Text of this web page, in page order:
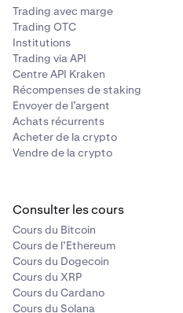
Trading avec marge
Trading OTC
Institutions
Trading via API
Centre API Kraken
Récompenses de staking
Envoyer de l’argent
Achats récurrents
Acheter de la crypto
Vendre de la crypto
Consulter les cours
Cours du Bitcoin
Cours de l’Ethereum
Cours du Dogecoin
Cours du XRP
Cours du Cardano
Cours du Solana